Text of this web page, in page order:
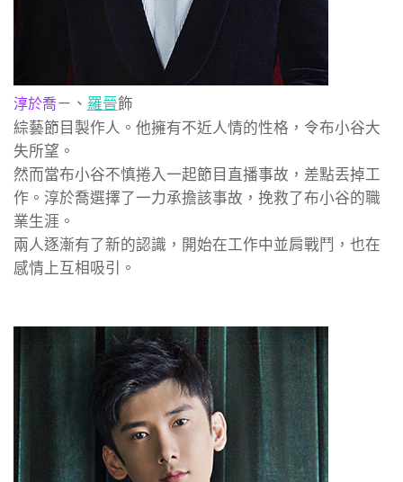
淳於喬－、 羅晉飾
綜藝節目製作人。他擁有不近人情的性格，令布小谷大
失所望。
然而當布小谷不慎捲入一起節目直播事故，差點丟掉工
作。淳於喬選擇了一力承擔該事故，挽救了布小谷的職
業生涯。
兩人逐漸有了新的認識，開始在工作中並肩戰鬥，也在
感情上互相吸引。